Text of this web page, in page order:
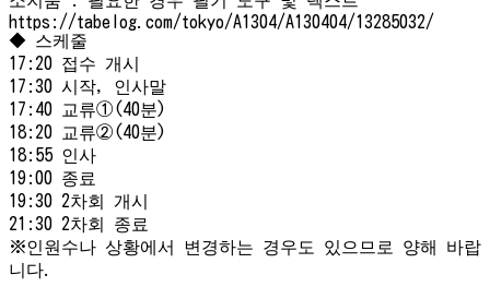
https://tabelog.com/tokyo/A1304/A130404/13285032/
◆ 스케줄
17:20 접수 개시
17:30 시작, 인사말
17:40 교류①(40분)
18:20 교류②(40분)
18:55 인사
19:00 종료
19:30 2차회 개시
21:30 2차회 종료
※인원수나 상황에서 변경하는 경우도 있으므로 양해 바랍
니다.